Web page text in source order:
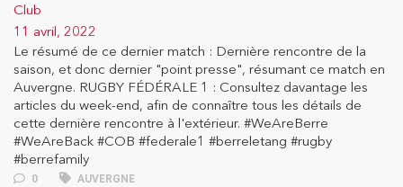
Club
11 avril, 2022
Le résumé de ce dernier match : Dernière rencontre de la
saison, et donc dernier "point presse", résumant ce match en
Auvergne. RUGBY FÉDÉRALE 1 : Consultez davantage les
articles du week-end, afin de connaître tous les détails de
cette dernière rencontre à l'extérieur. #WeAreBerre
#WeAreBack #COB #federale1 #berreletang #rugby
#berrefamily
0 AUVERGNE